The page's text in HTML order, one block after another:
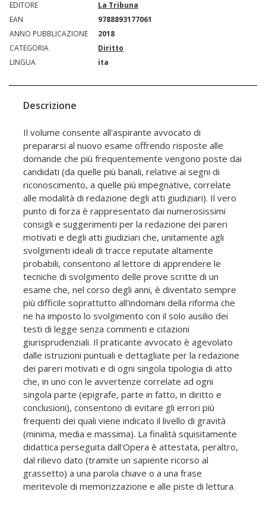
EDITORE
La Tribuna
EAN
9788893177061
ANNO PUBBLICAZIONE
2018
CATEGORIA
Diritto
LINGUA
ita
Descrizione
Il volume consente all'aspirante avvocato di
prepararsi al nuovo esame offrendo risposte alle
domande che più frequentemente vengono poste dai
candidati (da quelle più banali, relative ai segni di
riconoscimento, a quelle più impegnative, correlate
alle modalità di redazione degli atti giudiziari). Il vero
punto di forza è rappresentato dai numerosissimi
consigli e suggerimenti per la redazione dei pareri
motivati e degli atti giudiziari che, unitamente agli
svolgimenti ideali di tracce reputate altamente
probabili, consentono al lettore di apprendere le
tecniche di svolgimento delle prove scritte di un
esame che, nel corso degli anni, è diventato sempre
più difficile soprattutto all'indomani della riforma che
ne ha imposto lo svolgimento con il solo ausilio dei
testi di legge senza commenti e citazioni
giurisprudenziali. Il praticante avvocato è agevolato
dalle istruzioni puntuali e dettagliate per la redazione
dei pareri motivati e di ogni singola tipologia di atto
che, in uno con le avvertenze correlate ad ogni
singola parte (epigrafe, parte in fatto, in diritto e
conclusioni), consentono di evitare gli errori più
frequenti dei quali viene indicato il livello di gravità
(minima, media e massima). La finalità squisitamente
didattica perseguita dall'Opera è attestata, peraltro,
dal rilievo dato (tramite un sapiente ricorso al
grassetto) a una parola chiave o a una frase
meritevole di memorizzazione e alle piste di lettura.